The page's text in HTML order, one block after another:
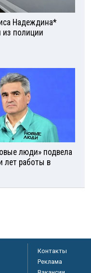
Надеждина*
из полиции
люди» подвела
лет работы в
Контакты
Реклама